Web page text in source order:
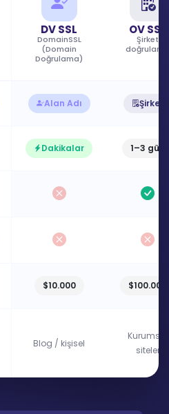
DV SSL
DomainSSL
(Domain
Doğrulama)
OV SSL
Şirket
doğrulama
Alan Adı Şirket
Dakikalar 1–3 gün
$10.000 $100.000
Blog / kişisel
Kurumsal
siteler